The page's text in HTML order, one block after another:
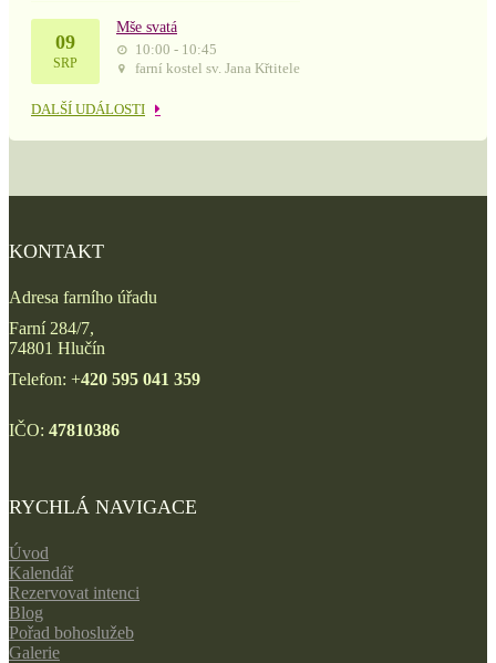
09
SRP
Mše svatá
10:00 - 10:45
farní kostel sv. Jana Křtitele
DALŠÍ UDÁLOSTI
KONTAKT
Adresa farního úřadu
Farní 284/7,
74801 Hlučín
Telefon: +420 595 041 359
IČO: 47810386
RYCHLÁ NAVIGACE
Úvod
Kalendář
Rezervovat intenci
Blog
Pořad bohoslužeb
Galerie